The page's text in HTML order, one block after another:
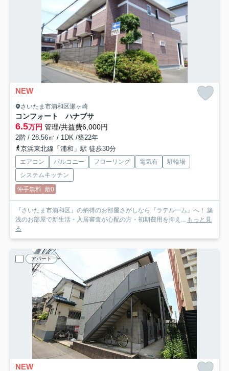
NEW
さいたま市浦和区瀬ヶ崎
コンフォート ハナブサ
6.5万円 管理/共益費6,000円
2階 / 28.56㎡ / 1DK /築22年
京浜東北線「浦和」駅 徒歩30分
エアコン バルコニー フローリング 電気有
駐輪場
システムキッチン
仲手無料 敷0
『さいたま市浦和区』の納得のお部屋さがしなら『ラテルーム』へ！ 築
浅のお部屋で新生活・入居審査が心配の方・初期費用を抑え... もっと見
る
アパート
NEW